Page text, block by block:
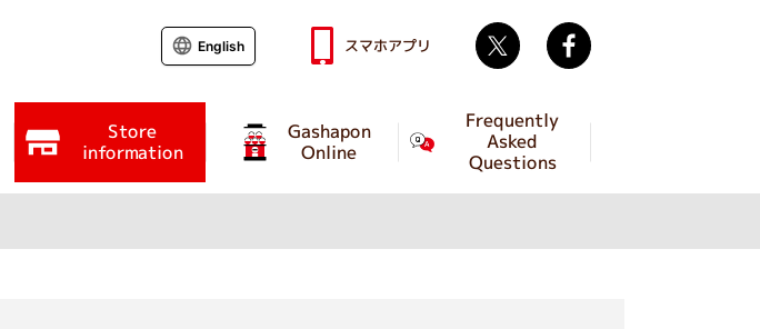
Store
information
Gashapon
Online
Frequently
Asked
Questions
English スマホアプリ Twitter